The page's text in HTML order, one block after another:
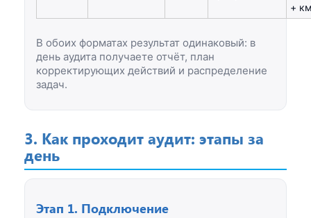
+
В обоих форматах результат одинаковый: в
день аудита получаете отчёт, план
корректирующих действий и распределение
задач.
3. Как проходит аудит: этапы за
день
Этап 1. Подключение